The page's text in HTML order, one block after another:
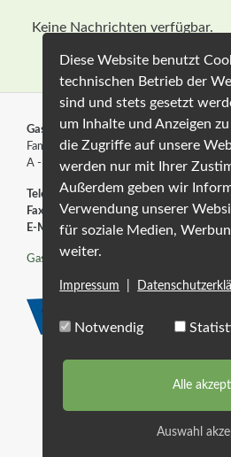
Diese Website benutzt
technischen Betrieb der
sind und stets gesetzt
um Inhalte und Anzeigen
die Zugriffe auf unsere
werden nur mit Ihrer
Außerdem geben wir
Verwendung unserer
für soziale Medien,
weiter.
Impressum
Notwendig
Auswahl
Alle
Keine Nachrichten verfügbar.
Gasthof Martha
Fam. Hölbling
A - 6543 Nauders 296
Telefon:+43 5473 / 87338
Fax:
+43 5473 / 87338-44
E-Mail: info@gasthofmartha.at
Gasthof Martha